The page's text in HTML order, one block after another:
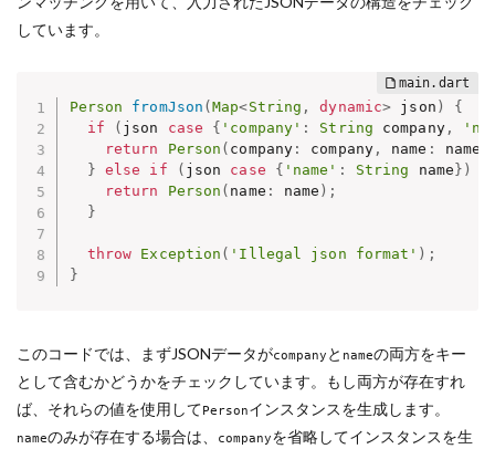
しています。
Person fromJson (Map<String , dynamic> json )
{
if
( json case { 'company' : String company,
return
Person ( company : company, name : name
} else if ( json case { 'name' : String name } )
return
Person ( name : name ) ;
}
throw Exception ( 'Illegal json format' ) ;
}
このコードでは、まずJSONデータがcompany と nameの両方をキー
として含むかどうかをチェックしています。もし両方が存在すれ
ば、それらの値を使用してPersonインスタンスを生成します。
nameのみが存在する場合は、 companyを省略してインスタンスを生